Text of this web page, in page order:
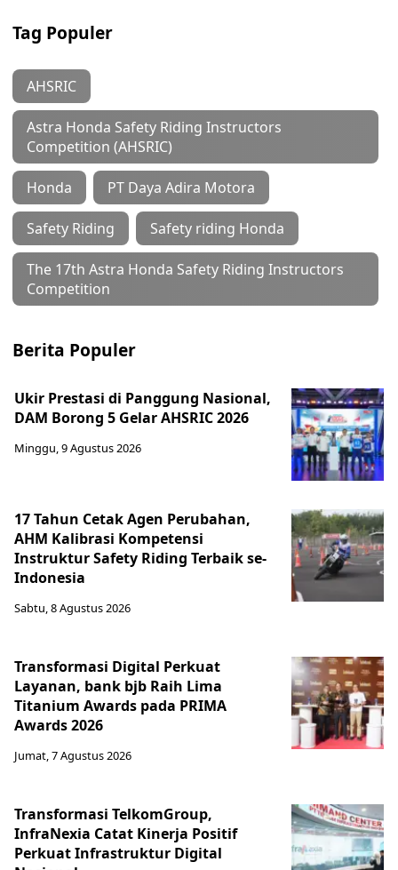
Tag Populer
AHSRIC
Astra Honda Safety Riding Instructors
Competition (AHSRIC)
Honda PT Daya Adira Motora
Safety Riding Safety riding Honda
The 17th Astra Honda Safety Riding Instructors
Competition
Berita Populer
Ukir Prestasi di Panggung Nasional,
DAM Borong 5 Gelar AHSRIC 2026
Minggu, 9 Agustus 2026
17 Tahun Cetak Agen Perubahan,
AHM Kalibrasi Kompetensi
Instruktur Safety Riding Terbaik se-
Indonesia
Sabtu, 8 Agustus 2026
Transformasi Digital Perkuat
Layanan, bank bjb Raih Lima
Titanium Awards pada PRIMA
Awards 2026
Jumat, 7 Agustus 2026
Transformasi TelkomGroup,
InfraNexia Catat Kinerja Positif
Perkuat Infrastruktur Digital